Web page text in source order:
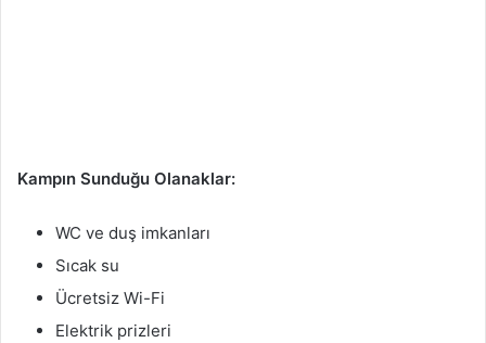
Kampın Sunduğu Olanaklar:
WC ve duş imkanları
Sıcak su
Ücretsiz Wi-Fi
Elektrik prizleri